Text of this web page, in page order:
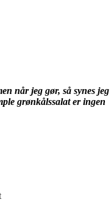
når jeg gør, så synes jeg
grønkålssalat er ingen